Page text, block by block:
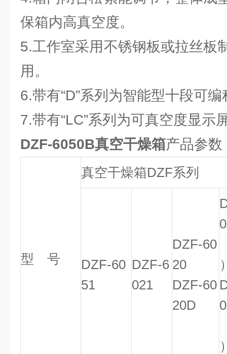
保箱内高真空度。
5.工作室采用不锈钢板或拉丝板
用。
6.带有“D”系列为智能型十段可
7.带有“LC”系列为可真空度显示
DZF-6050B真空干燥箱产品参数
型 号
真空干燥箱DZF系列
DZF-60
51
DZF-6
021
DZF-60
20
DZF-60
20D